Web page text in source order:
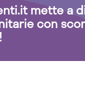
mette a
con